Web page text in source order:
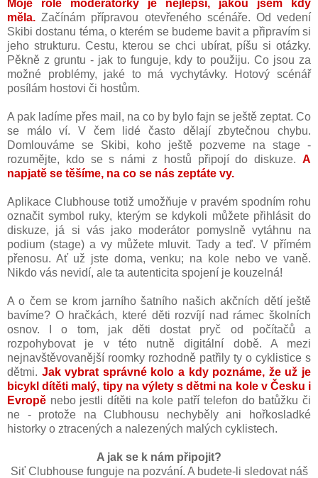
Moje role moderátorky je nejlepší, jakou jsem kdy
měla. Začínám přípravou otevřeného scénáře. Od vedení
Skibi dostanu téma, o kterém se budeme bavit a připravím si
jeho strukturu. Cestu, kterou se chci ubírat, píšu si otázky.
Pěkně z gruntu - jak to funguje, kdy to použiju. Co jsou za
možné problémy, jaké to má vychytávky. Hotový scénář
posílám hostovi či hostům.
A pak ladíme přes mail, na co by bylo fajn se ještě zeptat. Co
se málo ví. V čem lidé často dělají zbytečnou chybu.
Domlouváme se Skibi, koho ještě pozveme na stage -
rozumějte, kdo se s námi z hostů připojí do diskuze. A
napjatě se těšíme, na co se nás zeptáte vy.
Aplikace Clubhouse totiž umožňuje v pravém spodním rohu
označit symbol ruky, kterým se kdykoli můžete přihlásit do
diskuze, já si vás jako moderátor pomyslně vytáhnu na
podium (stage) a vy můžete mluvit. Tady a teď. V přímém
přenosu. Ať už jste doma, venku; na kole nebo ve vaně.
Nikdo vás nevidí, ale ta autenticita spojení je kouzelná!
A o čem se krom jarního šatního našich akčních dětí ještě
bavíme? O hračkách, které děti rozvíjí nad rámec školních
osnov. I o tom, jak děti dostat pryč od počítačů a
rozpohybovat je v této nutně digitální době. A mezi
nejnavštěvovanější roomky rozhodně patřily ty o cyklistice s
dětmi. Jak vybrat správné kolo a kdy poznáme, že už je
bicykl dítěti malý, tipy na výlety s dětmi na kole v Česku i
Evropě nebo jestli dítěti na kole patří telefon do batůžku či
ne - protože na Clubhousu nechyběly ani hořkosladké
historky o ztracených a nalezených malých cyklistech.
A jak se k nám připojit?
Siť Clubhouse funguje na pozvání. A budete-li sledovat náš